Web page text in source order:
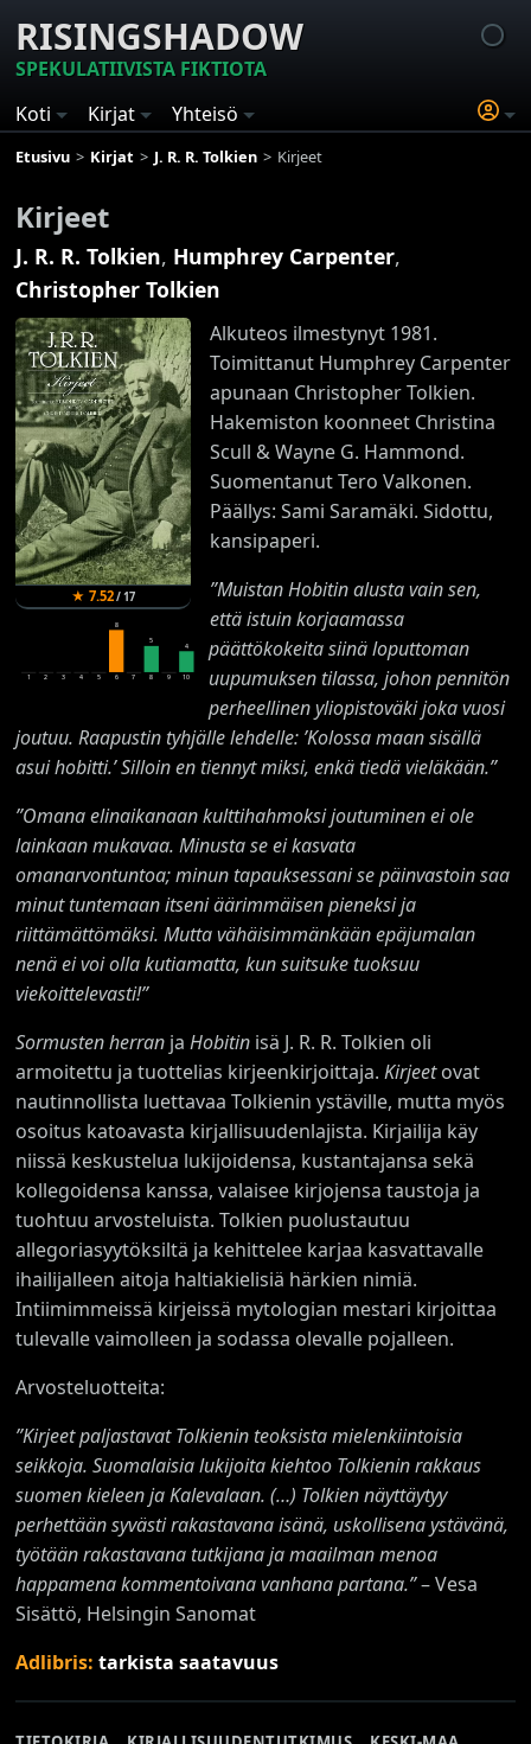
RISINGSHADOW
SPEKULATIIVISTA FIKTIOTA
Koti
Kirjat Yhteisö
Etusivu Kirjat J. R. R. Tolkien Kirjeet
Kirjeet
J. R. R. Tolkien, Humphrey Carpenter,
Christopher Tolkien
★7.52/17
1 2 3 4 5
8
6 7
5
8 9
4
10
Alkuteos ilmestynyt 1981.
Toimittanut Humphrey Carpenter
apunaan Christopher Tolkien.
Hakemiston koonneet Christina
Scull & Wayne G. Hammond.
Suomentanut Tero Valkonen.
Päällys: Sami Saramäki. Sidottu,
kansipaperi.
”Muistan Hobitin alusta vain sen,
että istuin korjaamassa
päättökokeita siinä loputtoman
uupumuksen tilassa, johon pennitön
perheellinen yliopistoväki joka vuosi
joutuu. Raapustin tyhjälle lehdelle: ’Kolossa maan sisällä
asui hobitti.’ Silloin en tiennyt miksi, enkä tiedä vieläkään.”
”Omana elinaikanaan kulttihahmoksi joutuminen ei ole
lainkaan mukavaa. Minusta se ei kasvata
omanarvontuntoa; minun tapauksessani se päinvastoin saa
minut tuntemaan itseni äärimmäisen pieneksi ja
riittämättömäksi. Mutta vähäisimmänkään epäjumalan
nenä ei voi olla kutiamatta, kun suitsuke tuoksuu
viekoittelevasti!”
Sormusten herran jaHobitin isä J. R. R. Tolkien oli
armoitettu ja tuottelias kirjeenkirjoittaja.Kirjeetovat
nautinnollista luettavaa Tolkienin ystäville, mutta myös
osoitus katoavasta kirjallisuudenlajista. Kirjailija käy
niissä keskustelua lukijoidensa, kustantajansa sekä
kollegoidensa kanssa, valaisee kirjojensa taustoja ja
tuohtuu arvosteluista. Tolkien puolustautuu
allegoriasyytöksiltä ja kehittelee karjaa kasvattavalle
ihailijalleen aitoja haltiakielisiä härkien nimiä.
Intiimimmeissä kirjeissä mytologian mestari kirjoittaa
tulevalle vaimolleen ja sodassa olevalle pojalleen.
Arvosteluotteita:
”Kirjeet paljastavat Tolkienin teoksista mielenkiintoisia
seikkoja. Suomalaisia lukijoita kiehtoo Tolkienin rakkaus
suomen kieleen jaKalevalaan. (…) Tolkien näyttäytyy
perhettään syvästi rakastavana isänä, uskollisena ystävänä,
työtään rakastavana tutkijana ja maailman menoa
happamena kommentoivana vanhana partana.”– Vesa
Sisättö, Helsingin Sanomat
Adlibris:tarkista saatavuus